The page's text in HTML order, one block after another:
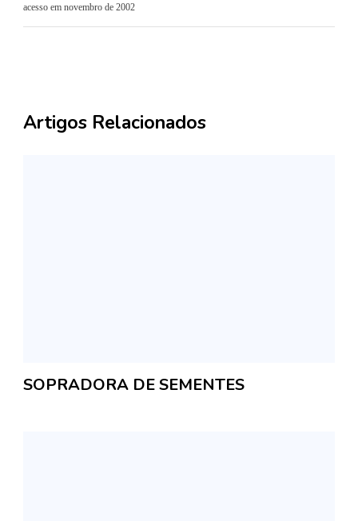
acesso em novembro de 2002
Artigos Relacionados
SOPRADORA DE SEMENTES